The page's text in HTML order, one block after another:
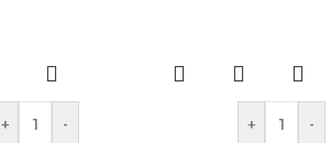
-
+
-
+